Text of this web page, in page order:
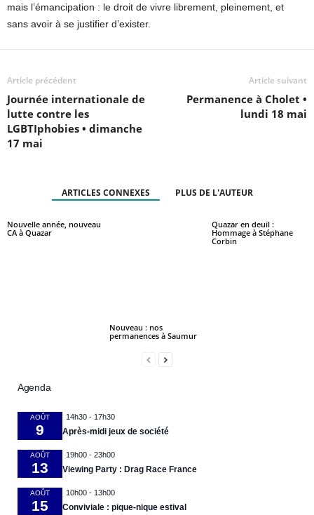
mais l’émancipation : le droit de vivre librement, pleinement, et
sans avoir à se justifier d’exister.
Article précédent
Journée internationale de
lutte contre les
LGBTIphobies • dimanche
17 mai
Article suivant
Permanence à Cholet •
lundi 18 mai
ARTICLES CONNEXES PLUS DE L'AUTEUR
Nouvelle année, nouveau
CA à Quazar
Nouveau : nos
permanences à Saumur
Quazar en deuil :
Hommage à Stéphane
Corbin
Agenda
AOÛT
9
14h30 - 17h30
Après-midi jeux de société
AOÛT
13
19h00 - 23h00
Viewing Party : Drag Race France
AOÛT
15
10h00 - 13h00
Conviviale : pique-nique estival